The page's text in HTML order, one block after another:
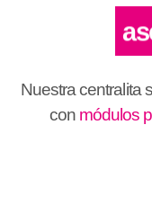
Nuestra centralita
con módulos